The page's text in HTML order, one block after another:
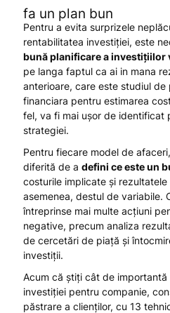
fa un plan bun
Pentru a evita surprizele
rentabilitatea investiției, este
bună planificare a investițiilor
pe langa faptul ca ai in mana
anterioare, care este studiul
financiara pentru estimarea
fel, va fi mai ușor de identificat
strategiei.
Pentru fiecare model de
diferită de a defini ce este un
costurile implicate și
asemenea, destul de variabile.
întreprinse mai multe acțiuni
negative, precum analiza
de cercetări de piață și
investiții.
Acum că știți cât de
investiției pentru companie,
păstrare a clienților, cu 13